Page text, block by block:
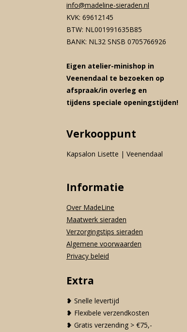
info@madeline-sieraden.nl
KVK: 69612145
BTW: NL001991635B85
BANK: NL32 SNSB 0705766926
Eigen atelier-minishop in
Veenendaal te bezoeken op
afspraak/in overleg en
tijdens speciale openingstijden!
Verkooppunt
Kapsalon Lisette | Veenendaal
Informatie
Over MadeLine
Maatwerk sieraden
Verzorgingstips sieraden
Algemene voorwaarden
Privacy beleid
Extra
❥ Snelle levertijd
❥ Flexibele verzendkosten
❥ Gratis verzending > €75,-